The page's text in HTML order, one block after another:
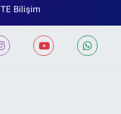
TE Bilişim